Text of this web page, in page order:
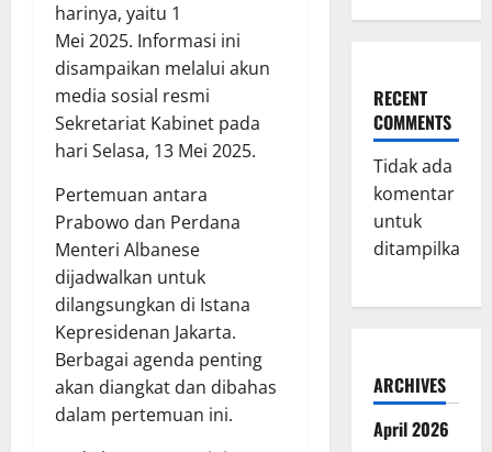
harinya, yaitu 1
Mei 2025. Informasi ini
disampaikan melalui akun
media sosial resmi
Sekretariat Kabinet pada
hari Selasa, 13 Mei 2025.
Pertemuan antara
Prabowo dan Perdana
Menteri Albanese
dijadwalkan untuk
dilangsungkan di Istana
Kepresidenan Jakarta.
Berbagai agenda penting
akan diangkat dan dibahas
dalam pertemuan ini.
RECENT
COMMENTS
Tidak ada
komentar
untuk
ditampilkan.
ARCHIVES
April 2026